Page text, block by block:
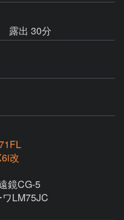
露出 30分
改
鏡CG-5
LM75JC